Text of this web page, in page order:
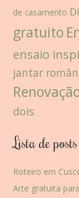
de casamento
gratuito
ensaio
jantar
dois
Lista de posts
Roteiro em
Arte gratuita